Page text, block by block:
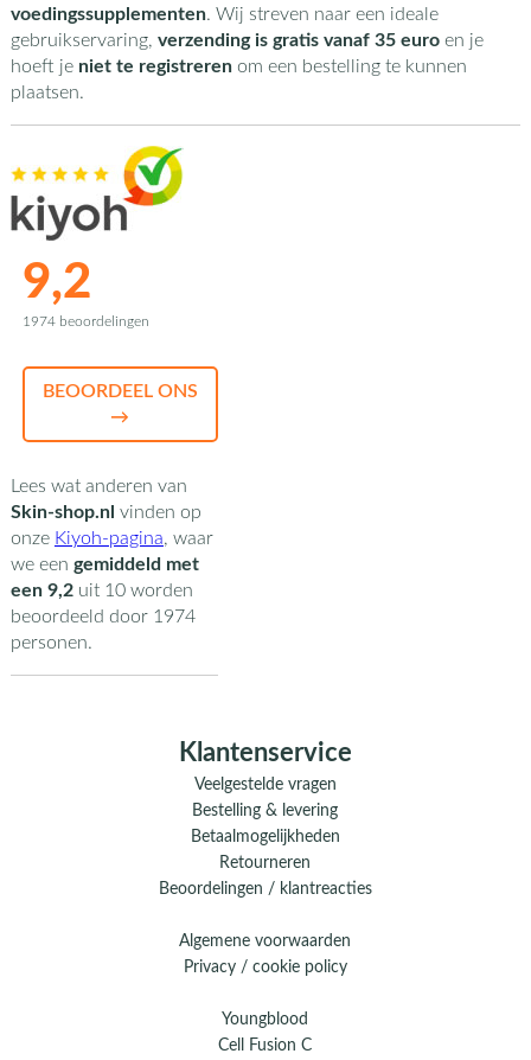
voedingssupplementen. Wij streven naar een ideale
gebruikservaring, verzending is gratis vanaf 35 euroen je
hoeft je niet te registrerenom een bestelling te kunnen
plaatsen.
9,2
1974 beoordelingen
BEOORDEEL ONS
→
Lees wat anderen van
Skin-shop.nl vinden op
onze Kiyoh-pagina, waar
we een gemiddeld met
een 9,2uit 10worden
beoordeeld door 1974
personen.
Klantenservice
Veelgestelde vragen
Bestelling & levering
Betaalmogelijkheden
Retourneren
Beoordelingen / klantreacties
Algemene voorwaarden
Privacy / cookie policy
Youngblood
Cell Fusion C